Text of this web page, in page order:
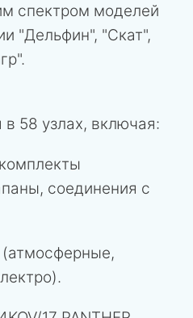
спектром моделей
"Дельфин", "Скат",
в 58 узлах, включая:
соединения с